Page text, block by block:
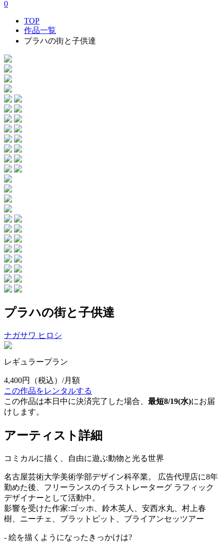
0
TOP
作品一覧
プラハの街と子供達
プラハの街と子供達
ナガサワ ヒロシ
レギュラープラン
4,400円
（税込）/月額
この作品をレンタルする
この作品は本日中に決済完了した場合、 最短8/19(水)にお届
けします。
アーティスト詳細
コミカルに描く、自由に遊ぶ動物と光る世界
名古屋芸術大学美術学部デザイン科卒業。 広告代理店に8年
勤めた後、フリーランスのイラストレーターグ ラフィック
デザイナーとして活動中。
影響を受けた作家:ゴッホ、鈴木英人、安西水丸、村上春
樹、ニーチェ、ブラットピット、ブライアンセッツアー
- 絵を描くようになったきっかけは?